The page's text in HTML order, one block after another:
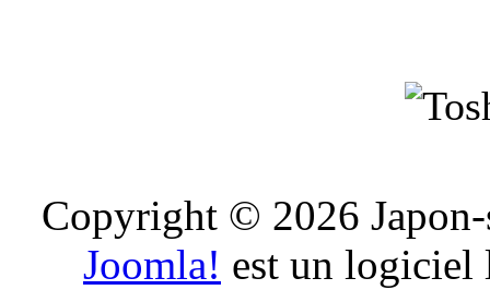
Copyright © 2026 Japon-
Joomla! est un